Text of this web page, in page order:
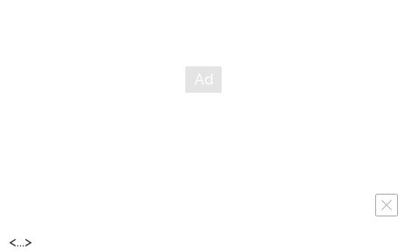
<...>